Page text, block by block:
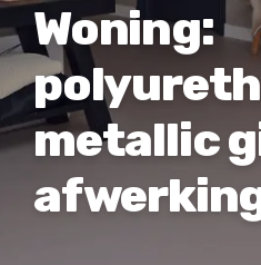
Woning:
metallic